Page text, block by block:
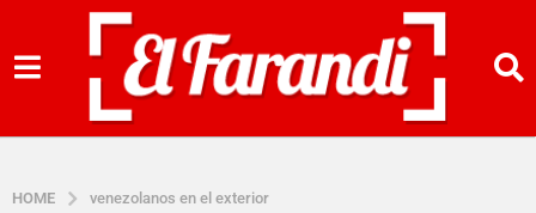
HOME venezolanos en el exterior